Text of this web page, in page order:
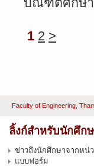
1 2 >
Faculty of Engineering,
ลิ้งก์สำหรับนักศึก
ข่าวถึงนักศึกษาจากหน่ว
แบบฟอร์ม